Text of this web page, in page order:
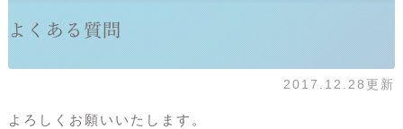
よくある質問
2017.12.28更新
よろしくお願いいたします。